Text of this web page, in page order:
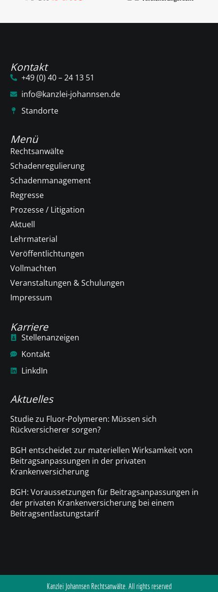
Kontakt
+49 (0) 40 – 24 13 51
info@kanzlei-johannsen.de
Standorte
Menü
Rechtsanwälte
Schadenregulierung
Schadenmanagement
Regresse
Prozesse / Litigation
Aktuell
Lehrmaterial
Veröffentlichtungen
Vollmachten
Veranstaltungen & Schulungen
Impressum
Karriere
Stellenanzeigen
Kontakt
LinkdIn
Aktuelles
Studie zu Fluor-Polymeren: Müssen sich
Rückversicherer sorgen?
BGH entscheidet zur materiellen Wirksamkeit von
Beitragsanpassungen in der privaten
Krankenversicherung
BGH: Voraussetzungen für Beitragsanpassungen in
der privaten Krankenversicherung bei einem
Beitragsentlastungstarif
Kanzlei Johannsen Rechtsanwälte. All rights reserved